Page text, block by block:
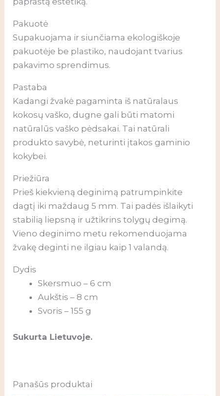
Pakuotė
Supakuojama ir siunčiama ekologiškoje
pakuotėje be plastiko, naudojant tvarius
pakavimo sprendimus.
Pastaba
Kadangi žvakė pagaminta iš natūralaus
kokosų vaško, dugne gali būti matomi
natūralūs vaško pėdsakai. Tai natūrali
produkto savybė, neturinti įtakos gaminio
kokybei.
Priežiūra
Prieš kiekvieną deginimą patrumpinkite
dagtį iki maždaug 5 mm. Tai padės išlaikyti
stabilią liepsną ir užtikrins tolygų degimą.
Vieno deginimo metu rekomenduojama
žvakę deginti ne ilgiau kaip 1 valandą.
Dydis
Skersmuo – 6 cm
Aukštis – 8 cm
Svoris – 155 g
Sukurta Lietuvoje.
Panašūs produktai